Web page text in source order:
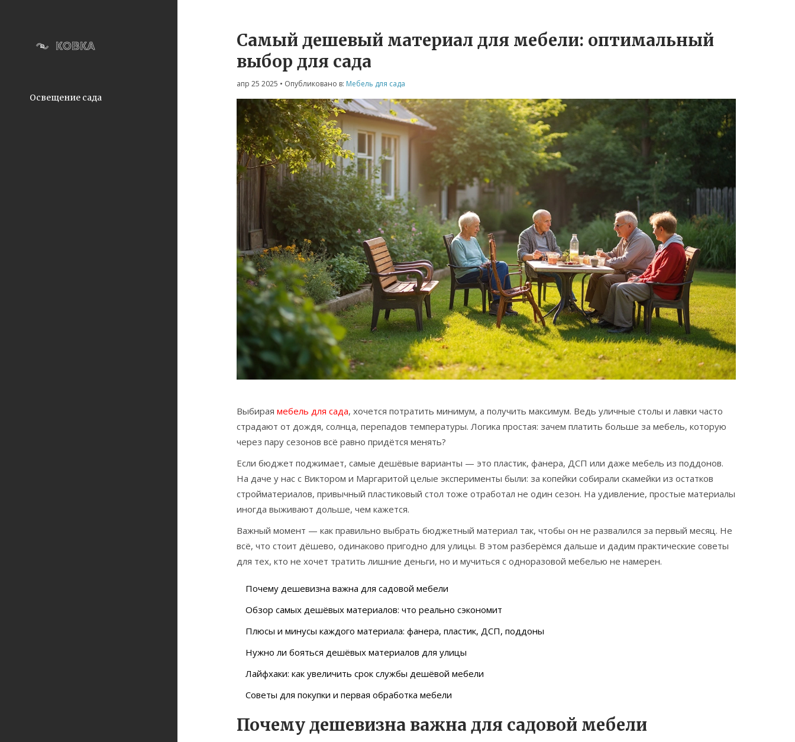
Освещение сада
Самый дешевый материал для мебели: оптимальный
выбор для сада
апр 25 2025 • Опубликовано в: Мебель для сада
Выбирая мебель для сада, хочется потратить минимум, а получить максимум. Ведь уличные столы и лавки часто
страдают от дождя, солнца, перепадов температуры. Логика простая: зачем платить больше за мебель, которую
через пару сезонов всё равно придётся менять?
Если бюджет поджимает, самые дешёвые варианты — это пластик, фанера, ДСП или даже мебель из поддонов.
На даче у нас с Виктором и Маргаритой целые эксперименты были: за копейки собирали скамейки из остатков
стройматериалов, привычный пластиковый стол тоже отработал не один сезон. На удивление, простые материалы
иногда выживают дольше, чем кажется.
Важный момент — как правильно выбрать бюджетный материал так, чтобы он не развалился за первый месяц. Не
всё, что стоит дёшево, одинаково пригодно для улицы. В этом разберёмся дальше и дадим практические советы
для тех, кто не хочет тратить лишние деньги, но и мучиться с одноразовой мебелью не намерен.
Почему дешевизна важна для садовой мебели
Обзор самых дешёвых материалов: что реально сэкономит
Плюсы и минусы каждого материала: фанера, пластик, ДСП, поддоны
Нужно ли бояться дешёвых материалов для улицы
Лайфхаки: как увеличить срок службы дешёвой мебели
Советы для покупки и первая обработка мебели
Почему дешевизна важна для садовой мебели